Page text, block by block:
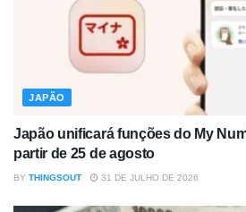
JAPÃO
Japão unificará funções do My
partir de 25 de agosto
BY THINGSOUT 31 DE JULHO DE 2026